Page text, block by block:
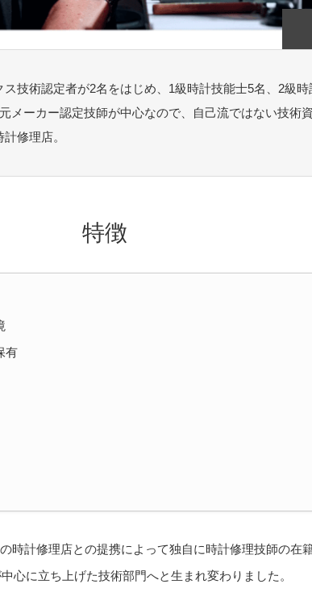
技術認定者が2名をはじめ、1級時計技能士5名、2級時
メーカー認定技師が中心なので、自己流ではない技術
修理店。
特徴
有
時計修理店との提携によって独自に時計修理技師の在
心に立ち上げた技術部門へと生まれ変わりました。